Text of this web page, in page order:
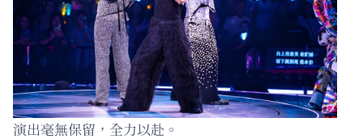
演出毫無保留，全力以赴。